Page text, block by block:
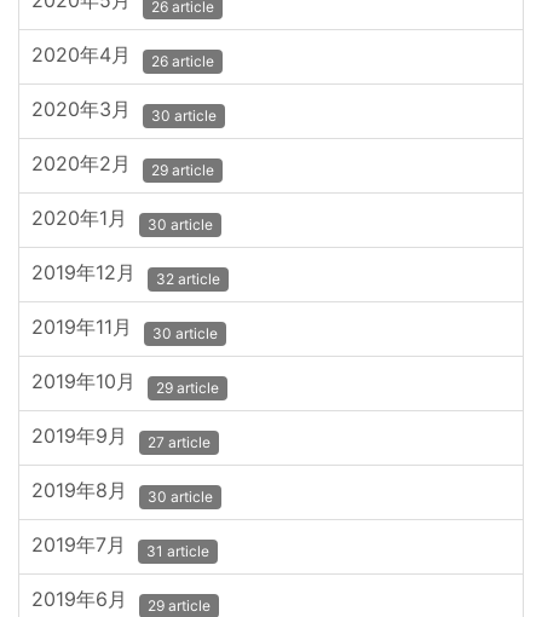
26 article
2020年4月 26 article
2020年3月 30 article
2020年2月 29 article
2020年1月 30 article
2019年12月 32 article
2019年11月 30 article
2019年10月 29 article
2019年9月 27 article
2019年8月 30 article
2019年7月 31 article
2019年6月 29 article